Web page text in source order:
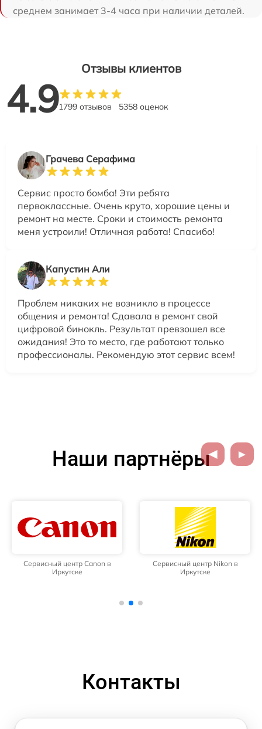
среднем занимает 3-4 часа при наличии деталей.
Отзывы клиентов
4.91799 отзывов 5358 оценок
Грачева Серафима
Сервис просто бомба! Эти ребята
первоклассные. Очень круто, хорошие цены и
ремонт на месте. Сроки и стоимость ремонта
меня устроили! Отличная работа! Спасибо!
Капустин Али
Проблем никаких не возникло в процессе
общения и ремонта! Сдавала в ремонт свой
цифровой бинокль. Результат превзошел все
ожидания! Это то место, где работают только
профессионалы. Рекомендую этот сервис всем!
Наши партнёры
Сервисный центр Canon в
Иркутске
Сервисный центр Nikon в
Иркутске
Контакты